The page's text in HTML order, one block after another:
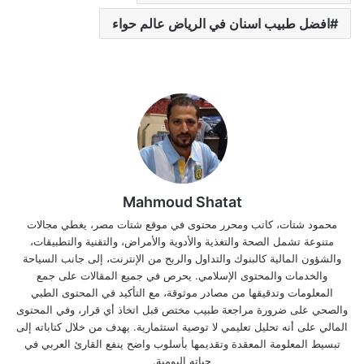
افضل طبيب اسنان في الرياض عالم حواء
Mahmoud Shatat
محمود شتات، كاتب ومحرر محتوى في موقع شتات مصر، يغطي مجالات
متنوعة تشمل الصحة والتغذية والأدوية والأمراض، والتقنية والتطبيقات،
والشؤون المالية كالبنوك والتداول والربح من الإنترنت، إلى جانب السياحة
والخدمات والمحتوى الإسلامي. يحرص في جميع المقالات على جمع
المعلومات وتدقيقها من مصادر موثوقة، مع التأكيد في المحتوى الطبي
والصحي على ضرورة مراجعة طبيب مختص قبل اتخاذ أي قرار، وفي المحتوى
المالي على أنه تحليل تعليمي لا توصية استثمارية. يهدف من خلال كتاباته إلى
تبسيط المعلومة المعقدة وتقديمها بأسلوب واضح ينفع القارئ العربي في
حياته اليومية.